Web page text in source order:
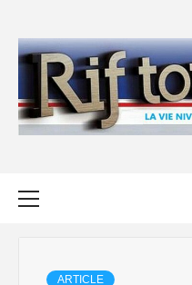
content
ARTICLE